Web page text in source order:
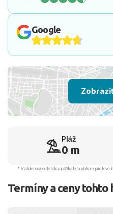
Google
Pláž
0 m
* Vzdialenosť od letiska aj dľžka letu platí pre príletové
Termíny a ceny tohto